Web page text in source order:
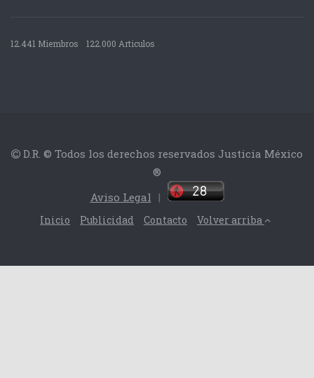
12.441 Miembros 122.000 Articulos
D.R. © Todos los derechos reservados Justicia México
®
Aviso Legal |
Inicio Publicidad Contacto Volver arriba